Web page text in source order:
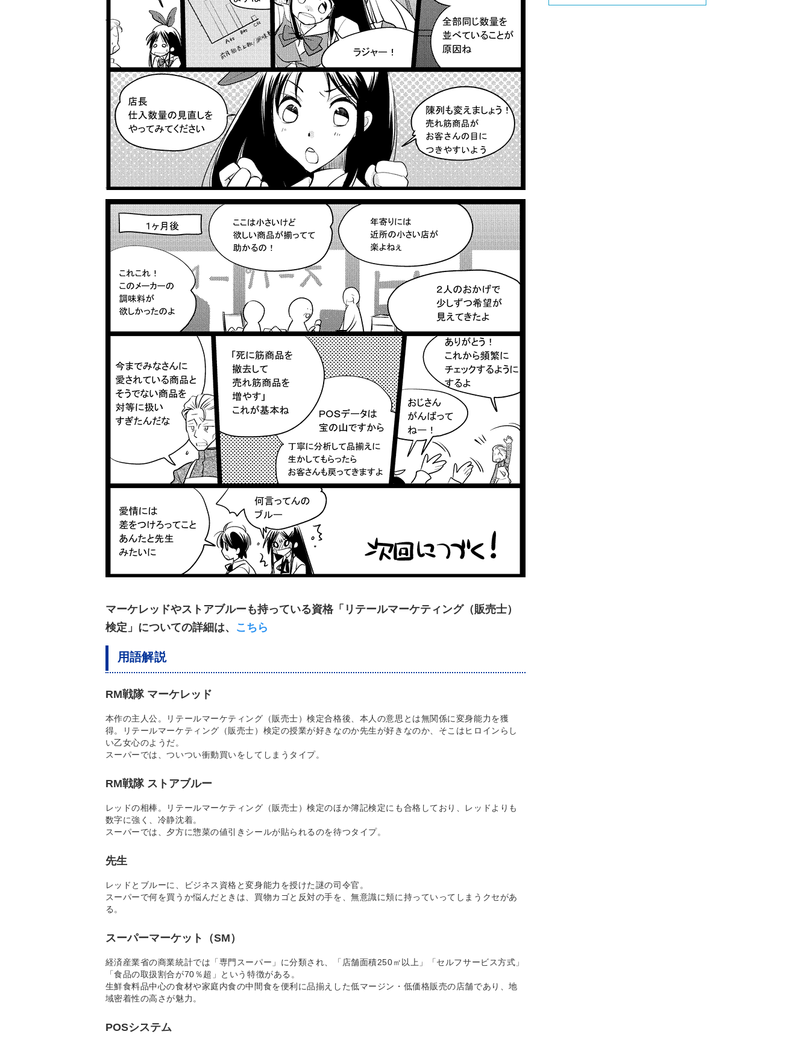
マーケレッドやストアブルーも持っている資格「リテールマーケティング（販売士）
検定」についての詳細は、
こちら
用語解説
RM戦隊 マーケレッド
本作の主人公。リテールマーケティング（販売士）検定合格後、本人の意思とは無関係に変身能力を獲
得。リテールマーケティング（販売士）検定の授業が好きなのか先生が好きなのか、そこはヒロインらし
い乙女心のようだ。
スーパーでは、ついつい衝動買いをしてしまうタイプ。
RM戦隊 ストアブルー
レッドの相棒。リテールマーケティング（販売士）検定のほか簿記検定にも合格しており、レッドよりも
数字に強く、冷静沈着。
スーパーでは、夕方に惣菜の値引きシールが貼られるのを待つタイプ。
先生
レッドとブルーに、ビジネス資格と変身能力を授けた謎の司令官。
スーパーで何を買うか悩んだときは、買物カゴと反対の手を、無意識に頬に持っていってしまうクセがあ
る。
スーパーマーケット（SM）
経済産業省の商業統計では「専門スーパー」に分類され、「店舗面積250㎡以上」「セルフサービス方式」
「食品の取扱割合が70％超」という特徴がある。
生鮮食料品中心の食材や家庭内食の中間食を便利に品揃えした低マージン・低価格販売の店舗であり、地
域密着性の高さが魅力。
POSシステム